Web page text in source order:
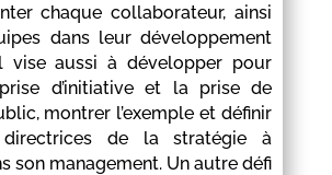
chaque collaborateur, ainsi
dans leur développement
vise aussi à développer pour
d’initiative et la prise de
montrer l’exemple et définir
de la stratégie à
son management. Un autre défi